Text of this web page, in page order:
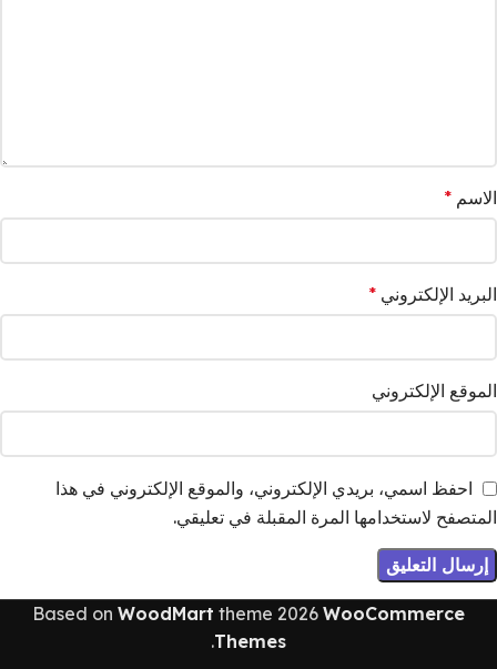
الاسم *
البريد الإلكتروني *
الموقع الإلكتروني
احفظ اسمي، بريدي الإلكتروني، والموقع الإلكتروني في هذا
المتصفح لاستخدامها المرة المقبلة في تعليقي.
Based on WoodMart theme 2026 WooCommerce
Themes
.